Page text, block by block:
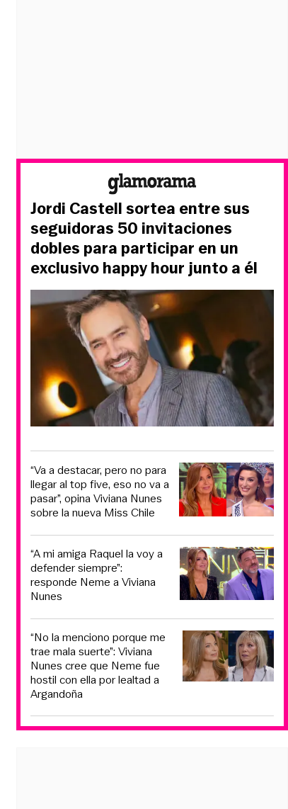
Jordi Castell sortea entre sus
seguidoras 50 invitaciones
dobles para participar en un
exclusivo happy hour junto a él
“Va a destacar, pero no para
llegar al top five, eso no va a
pasar”, opina Viviana Nunes
sobre la nueva Miss Chile
“A mi amiga Raquel la voy a
defender siempre”:
responde Neme a Viviana
Nunes
“No la menciono porque me
trae mala suerte”: Viviana
Nunes cree que Neme fue
hostil con ella por lealtad a
Argandoña